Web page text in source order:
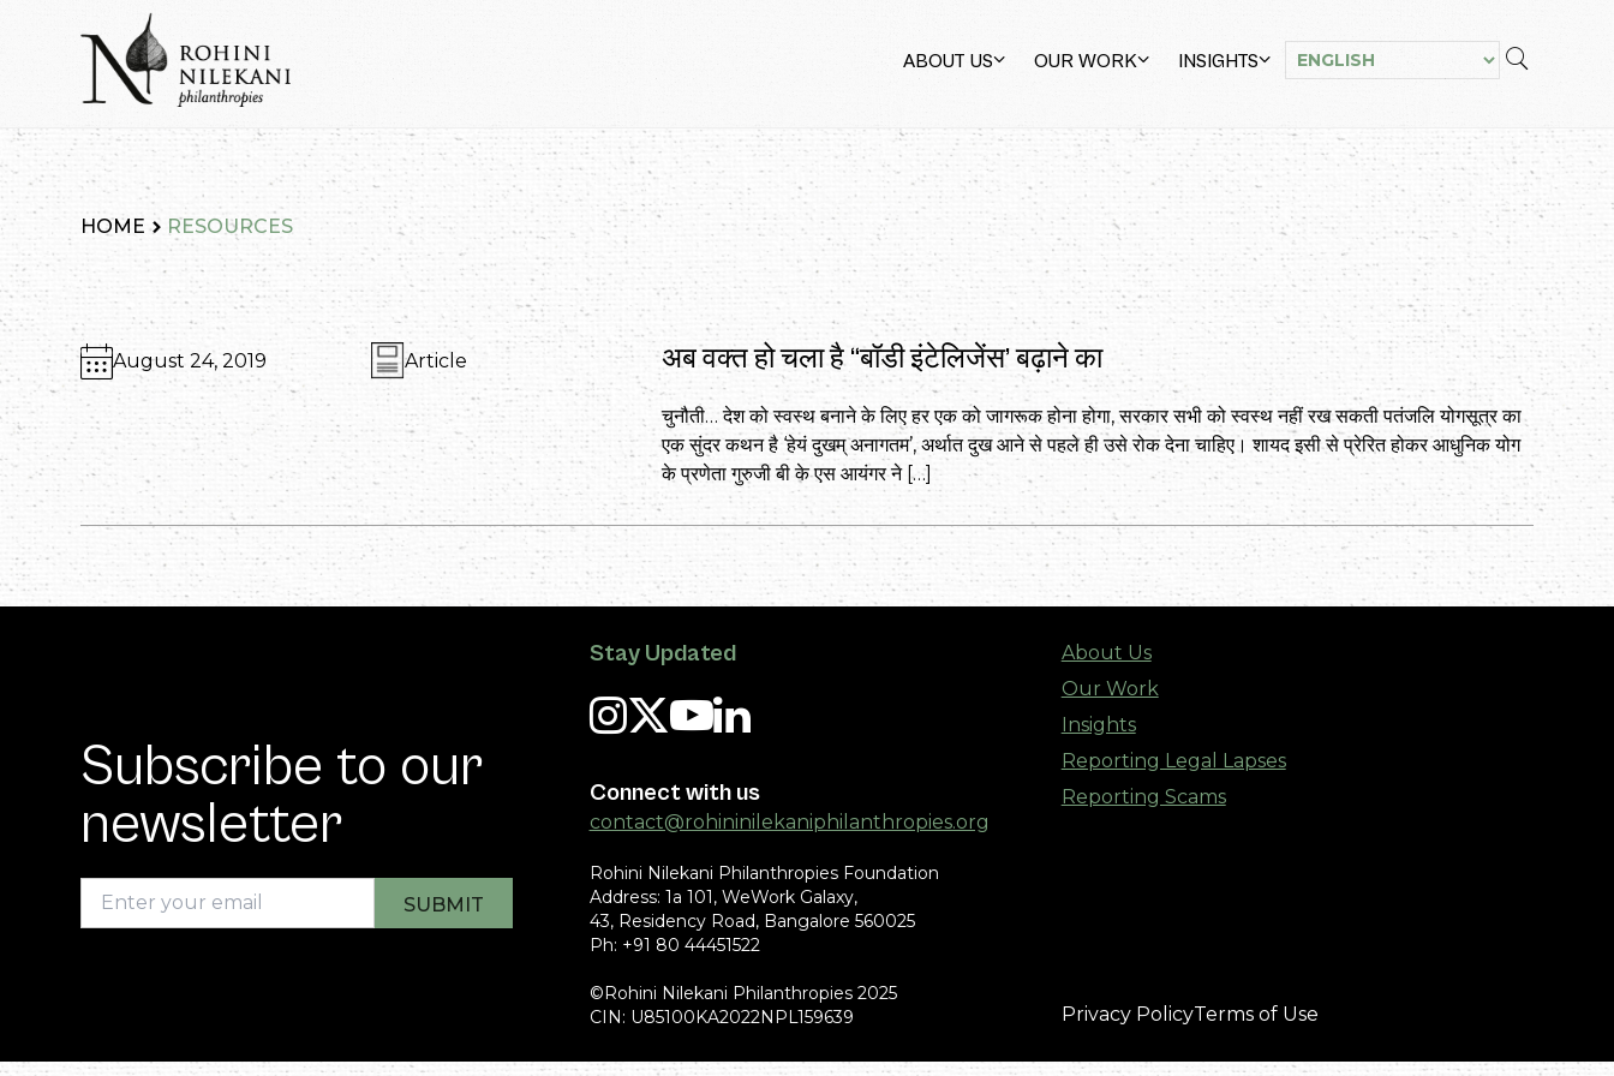
Rohini Nilekani Philanthropies
ABOUT US OUR WORK INSIGHTS
HOME RESOURCES
August 24, 2019 Article अब वक्त हो चला है “बॉडी इंटेलिजेंस’ बढ़ाने का
चुनौती… देश को स्वस्थ बनाने के लिए हर एक को जागरूक होना होगा, सरकार सभी को स्वस्थ नहीं रख सकती पतंजलि योगसूत्र का
एक सुंदर कथन है ‘हेयं दुखम् अनागतम’, अर्थात दुख आने से पहले ही उसे रोक देना चाहिए। शायद इसी से प्रेरित होकर आधुनिक योग
के प्रणेता गुरुजी बी के एस आयंगर ने […]
Subscribe to our
newsletter
Stay Updated
Connect with us
contact@rohininilekaniphilanthropies.org
Rohini Nilekani Philanthropies Foundation
Address: 1a 101, WeWork Galaxy,
43, Residency Road, Bangalore 560025
Ph: +91 80 44451522
©Rohini Nilekani Philanthropies 2025
CIN: U85100KA2022NPL159639
About Us
Our Work
Insights
Reporting Legal Lapses
Reporting Scams
Privacy PolicyTerms of Use